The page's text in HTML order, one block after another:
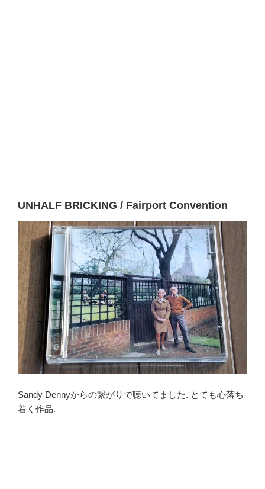
UNHALF BRICKING / Fairport Convention
Sandy Dennyからの繋がりで聴いてました. とても心落ち
着く作品.